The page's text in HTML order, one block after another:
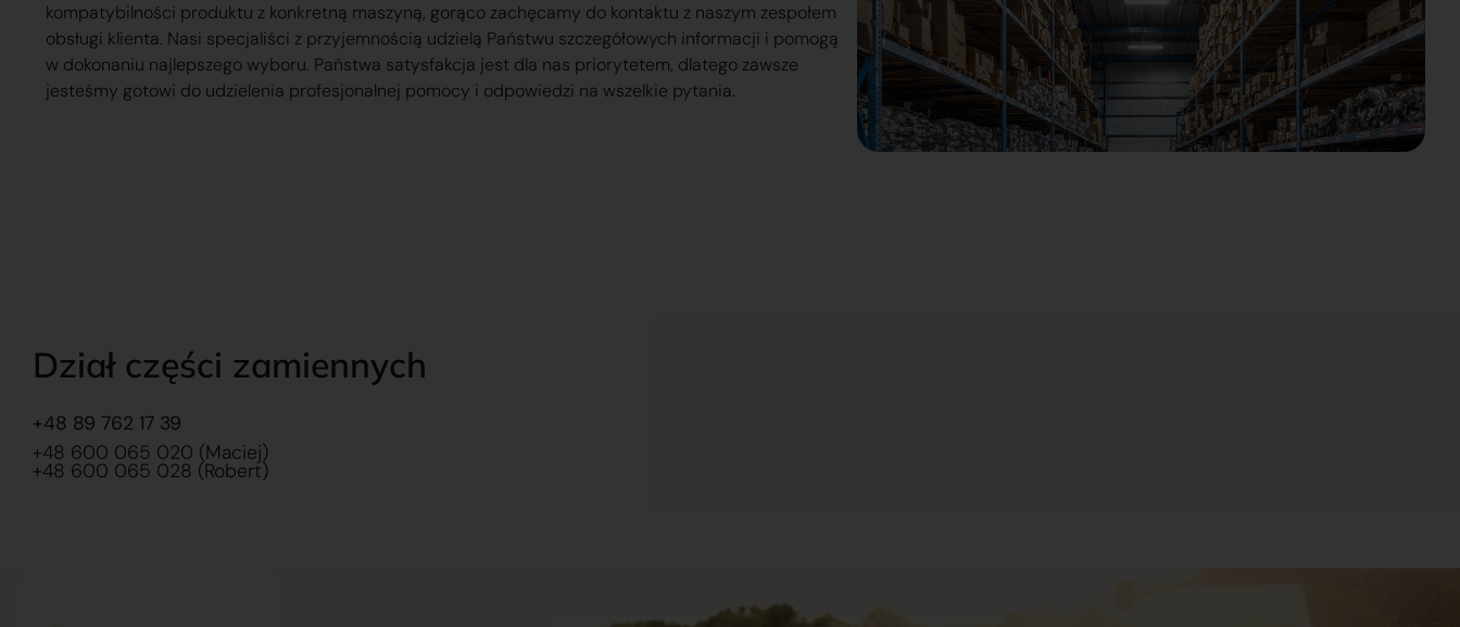
kompatybilności produktu z konkretną maszyną, gorąco zachęcamy do kontaktu z naszym zespołem
obsługi klienta. Nasi specjaliści z przyjemnością udzielą Państwu szczegółowych informacji i pomogą
w dokonaniu najlepszego wyboru. Państwa satysfakcja jest dla nas priorytetem, dlatego zawsze
jesteśmy gotowi do udzielenia profesjonalnej pomocy i odpowiedzi na wszelkie pytania.
Dział części zamiennych
+48 89 762 17 39
+48 600 065 020 (Maciej)
+48 600 065 028 (Robert)